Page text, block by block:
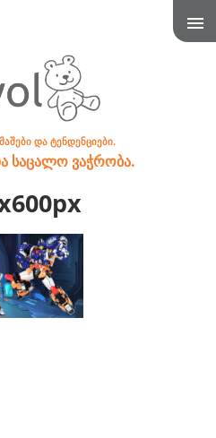
და ტენდენციები.
საცალო ვაჭრობა.